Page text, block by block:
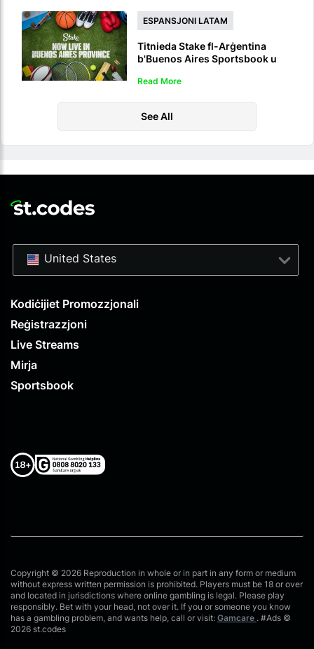
ESPANSJONI LATAM
Titnieda Stake fl-Arġentina
b'Buenos Aires Sportsbook u
Read More
See All
Kodiċijiet Promozzjonali
Reġistrazzjoni
Live Streams
Mirja
Sportsbook
United States
Copyright © 2026 Reproduction in whole or in part in any form or medium
without express written permission is prohibited. Players must be 18 or over
and located in jurisdictions where online gambling is legal. Please play
responsibly. Bet with your head, not over it. If you or someone you know
has a gambling problem, and wants help, call or visit: Gamcare . #Ads ©
2026 st.codes